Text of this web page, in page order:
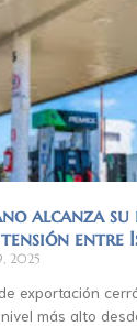
alcanza
tensión entre
2025
exportación
más alto